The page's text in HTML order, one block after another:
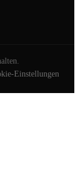
Einstellungen